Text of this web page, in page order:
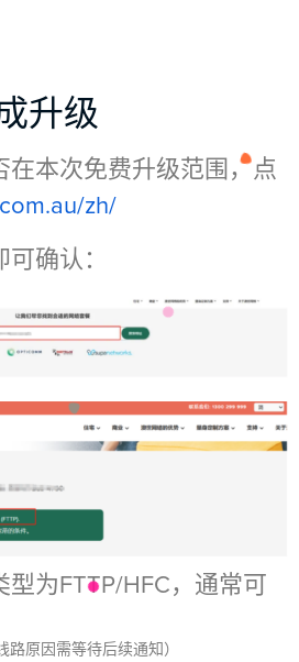
升级
在本次免费升级范围，点
zh/
确认：
为FTTP/HFC，通常可
路原因需等待后续通知）